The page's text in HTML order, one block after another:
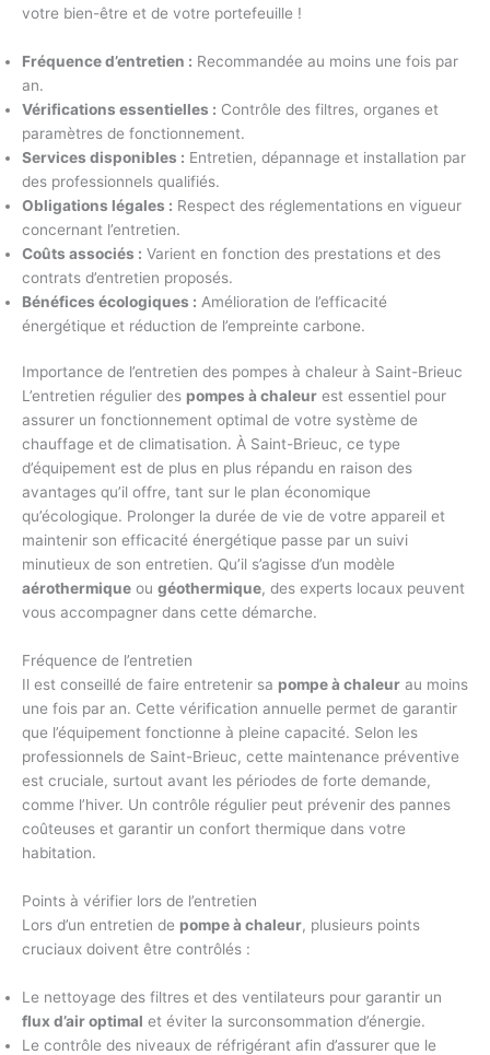
votre bien-être et de votre portefeuille !
Fréquence d’entretien : Recommandée au moins une fois par
an.
Vérifications essentielles : Contrôle des filtres, organes et
paramètres de fonctionnement.
Services disponibles : Entretien, dépannage et installation par
des professionnels qualifiés.
Obligations légales : Respect des réglementations en vigueur
concernant l’entretien.
Coûts associés : Varient en fonction des prestations et des
contrats d’entretien proposés.
Bénéfices écologiques : Amélioration de l’efficacité
énergétique et réduction de l’empreinte carbone.
Importance de l’entretien des pompes à chaleur à Saint-Brieuc
L’entretien régulier des pompes à chaleur est essentiel pour
assurer un fonctionnement optimal de votre système de
chauffage et de climatisation. À Saint-Brieuc, ce type
d’équipement est de plus en plus répandu en raison des
avantages qu’il offre, tant sur le plan économique
qu’écologique. Prolonger la durée de vie de votre appareil et
maintenir son efficacité énergétique passe par un suivi
minutieux de son entretien. Qu’il s’agisse d’un modèle
aérothermique ou géothermique, des experts locaux peuvent
vous accompagner dans cette démarche.
Fréquence de l’entretien
Il est conseillé de faire entretenir sa pompe à chaleur au moins
une fois par an. Cette vérification annuelle permet de garantir
que l’équipement fonctionne à pleine capacité. Selon les
professionnels de Saint-Brieuc, cette maintenance préventive
est cruciale, surtout avant les périodes de forte demande,
comme l’hiver. Un contrôle régulier peut prévenir des pannes
coûteuses et garantir un confort thermique dans votre
habitation.
Points à vérifier lors de l’entretien
Lors d’un entretien de pompe à chaleur, plusieurs points
cruciaux doivent être contrôlés :
Le nettoyage des filtres et des ventilateurs pour garantir un
flux d’air optimal et éviter la surconsommation d’énergie.
Le contrôle des niveaux de réfrigérant afin d’assurer que le